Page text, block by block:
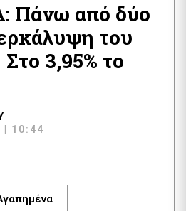
Πάνω από δύο
του
3,95% το
| 10:44